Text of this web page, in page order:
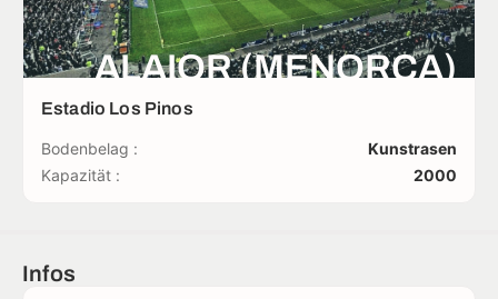
ALAIOR (MENORCA)
Estadio Los Pinos
Bodenbelag :
Kunstrasen
Kapazität :
2000
Infos